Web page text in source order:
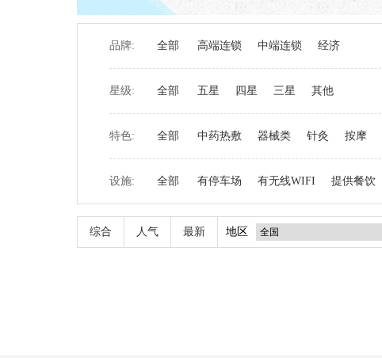
品牌: 全部 高端连锁 中端连锁 经济
星级: 全部 五星 四星 三星 其他
特色: 全部 中药热敷 器械类 针灸 按摩
设施: 全部 有停车场 有无线WIFI 提供餐饮
综合 人气 最新 地区